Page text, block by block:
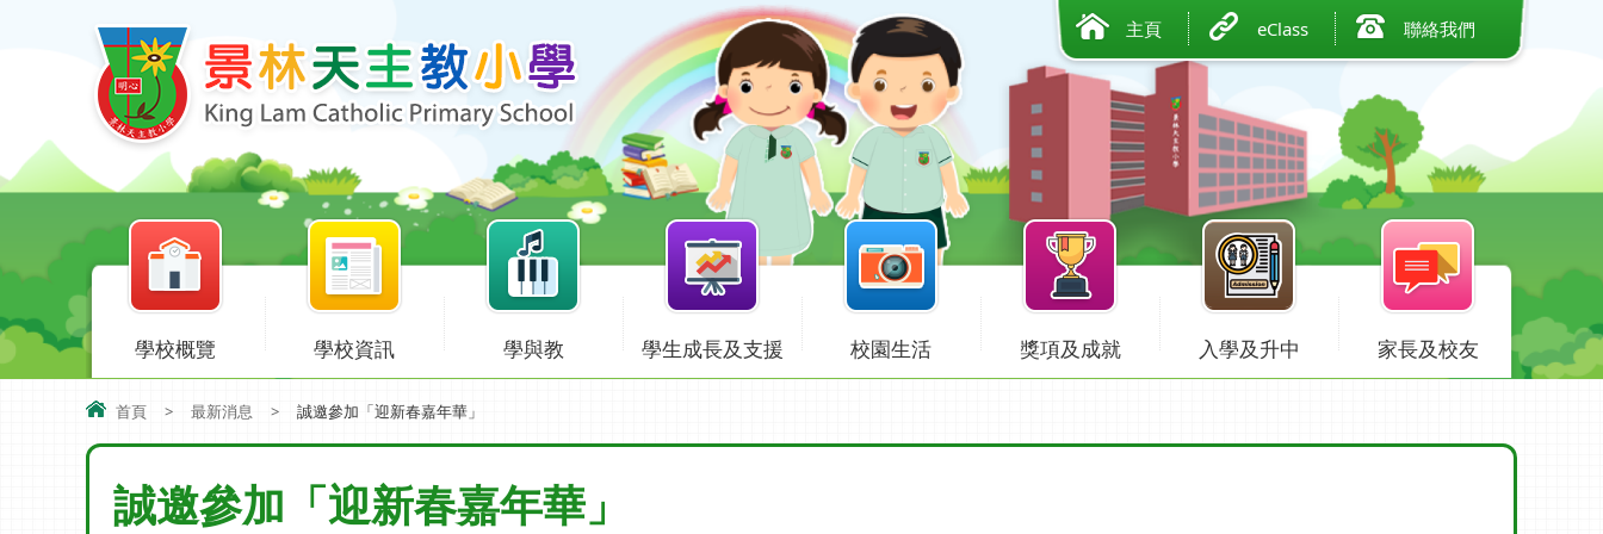
主頁 eClass 聯絡我們
學校概覽 學校資訊 學與教 學生成長及支援 校園生活 獎項及成就 入學及升中 家長及校友
首頁 > 最新消息 > 誠邀參加「迎新春嘉年華」
誠邀參加「迎新春嘉年華」